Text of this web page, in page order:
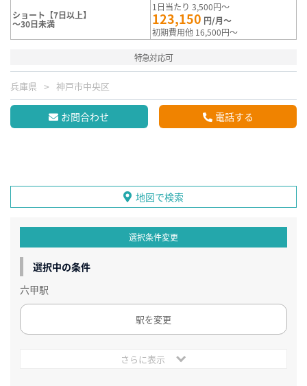
ショート【7日以上】
～30日未満
1日当たり 3,500円～
123,150 円/月～
初期費用他 16,500円～
特急対応可
兵庫県 神戸市中央区
お問合わせ 電話する
地図で検索
選択条件変更
選択中の条件
六甲駅
駅を変更
さらに表示